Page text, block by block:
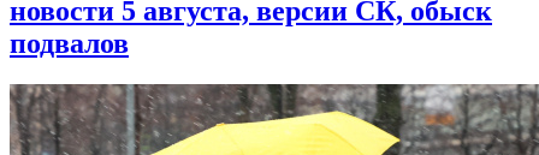
новости 5 августа, версии СК, обыск
подвалов